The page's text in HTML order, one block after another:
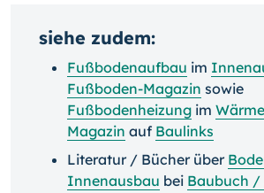
siehe zudem:
Fußbodenaufbau im
Fußboden-Magazin sowie
Fußbodenheizung im
Magazin auf Baulinks
Literatur / Bücher über
Innenausbau bei Baubuch /